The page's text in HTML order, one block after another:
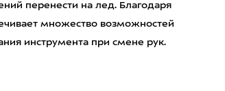
перенести на лед. Благодаря
множество возможностей
инструмента при смене рук.